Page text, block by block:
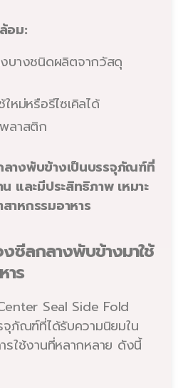
อม:
บางชนิดผลิตจากวัสดุ
หม่หรือรีไซเคิลได้
ลาสติก
างพับข้างเป็นบรรจุภัณฑ์ที่
และมีประสิทธิภาพ เหมาะ
าหกรรมอาหาร
ซีลกลางพับข้างมาใช้
าร
Seal Side Fold
จุภัณฑ์ที่ได้รับความนิยมใน
รใช้งานที่หลากหลาย ดังนี้